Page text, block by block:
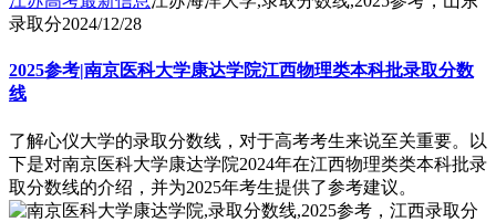
录取分2024/12/28
2025参考|南京医科大学康达学院江西物理类本科批录取分数
线
了解心仪大学的录取分数线，对于高考考生来说至关重要。以
下是对南京医科大学康达学院2024年在江西物理类类本科批录
取分数线的介绍，并为2025年考生提供了参考建议。